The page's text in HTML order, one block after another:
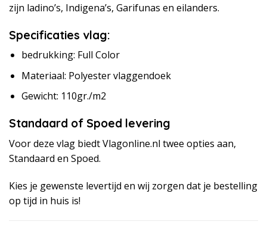
zijn ladino’s, Indigena’s, Garifunas en eilanders.
Specificaties vlag:
bedrukking: Full Color
Materiaal: Polyester vlaggendoek
Gewicht: 110gr./m2
Standaard of Spoed levering
Voor deze vlag biedt Vlagonline.nl twee opties aan,
Standaard en Spoed.
Kies je gewenste levertijd en wij zorgen dat je bestelling
op tijd in huis is!